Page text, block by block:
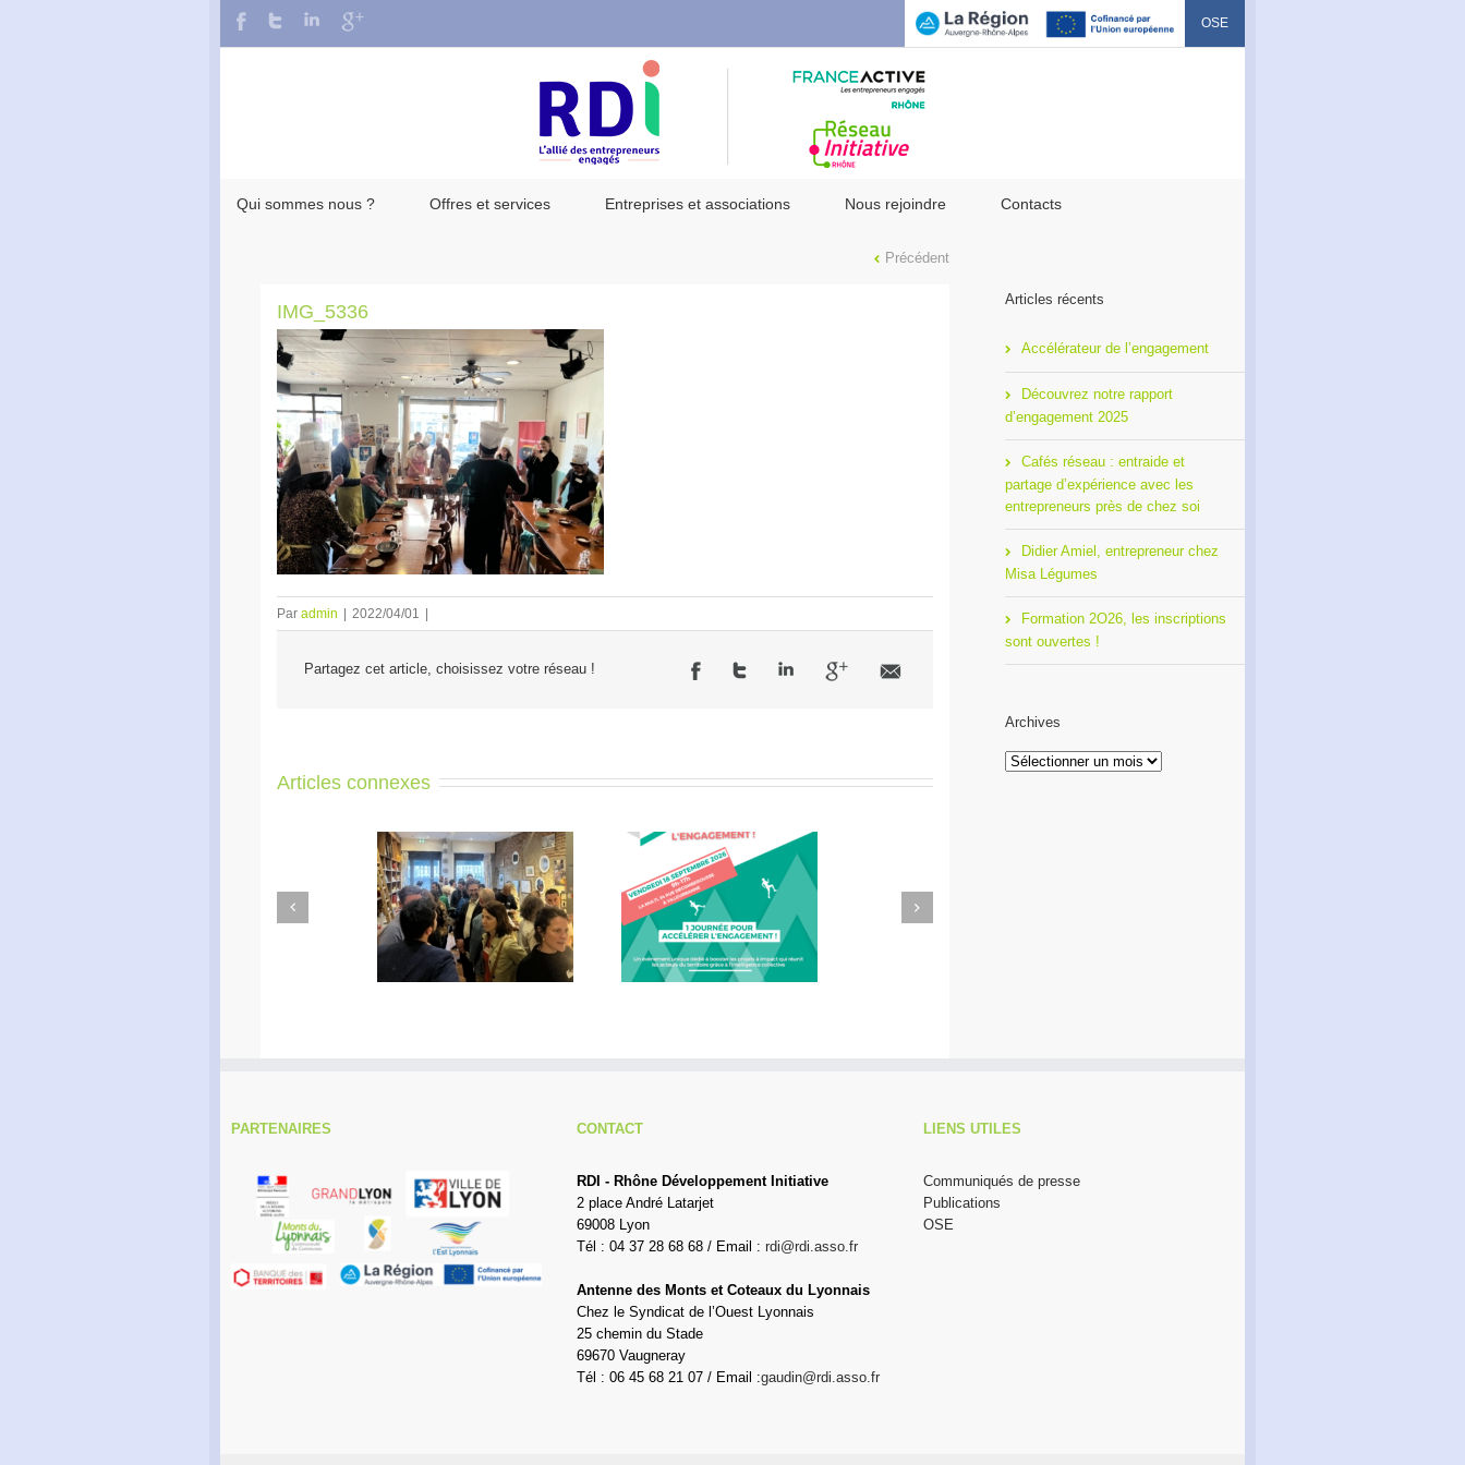
OSE
Qui sommes nous ? Offres et services Entreprises et associations Nous rejoindre Contacts
Précédent
IMG_5336
Par admin 2022/04/01
Partagez cet article, choisissez votre réseau !
Articles connexes
Accélérateur de
l’engagement
Didier Amiel, entrepreneur
chez Misa Légumes
Previous
Next
Articles récents
Accélérateur de l’engagement
Découvrez notre rapport
d’engagement 2025
Cafés réseau : entraide et
partage d’expérience avec les
entrepreneurs près de chez soi
Didier Amiel, entrepreneur chez
Misa Légumes
Formation 2O26, les inscriptions
sont ouvertes !
Archives
Archives
PARTENAIRES CONTACT
RDI - Rhône Développement Initiative
2 place André Latarjet
69008 Lyon
Tél : 04 37 28 68 68 / Email :rdi@rdi.asso.fr
Antenne des Monts et Coteaux du Lyonnais
Chez le Syndicat de l’Ouest Lyonnais
25 chemin du Stade
69670 Vaugneray
Tél : 06 45 68 21 07 / Email :gaudin@rdi.asso.fr
LIENS UTILES
Communiqués de presse
Publications
OSE